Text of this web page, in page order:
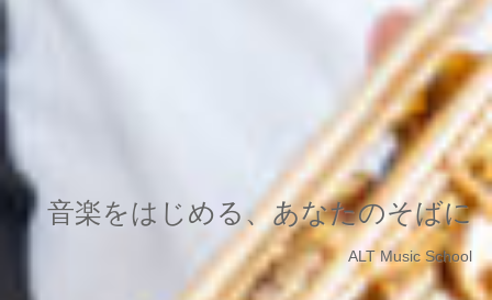
音楽をはじめる、あなたのそばに
ALT Music School